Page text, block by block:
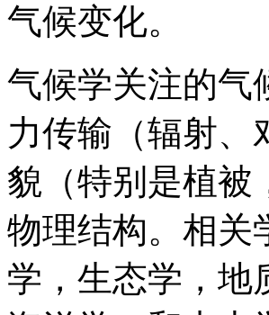
气候变化。
气候学关注的气
力传输（辐射、
貌（特别是植被
物理结构。相关
学，生态学，地